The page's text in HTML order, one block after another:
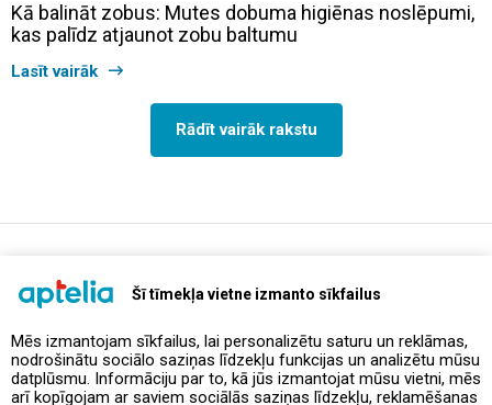
Šī tīmekļa vietne izmanto sīkfailus
Mēs izmantojam sīkfailus, lai personalizētu saturu un reklāmas,
nodrošinātu sociālo saziņas līdzekļu funkcijas un analizētu mūsu
datplūsmu. Informāciju par to, kā jūs izmantojat mūsu vietni, mēs
arī kopīgojam ar saviem sociālās saziņas līdzekļu, reklamēšanas
Kā balināt zobus: Mutes dobuma higiēnas noslēpumi,
kas palīdz atjaunot zobu baltumu
Lasīt vairāk
Rādīt vairāk rakstu
Piedāvājumi un akcijas